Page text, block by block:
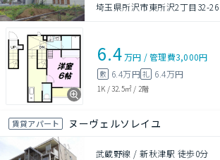
埼玉県所沢市東所沢2丁目32-26
6.4万円 /管理費3,000円
敷 6.4万円礼 6.4万円
1K /32.5㎡ / 2階
賃貸アパート ヌーヴェルソレイユ
武蔵野線 / 新秋津駅 徒歩0分